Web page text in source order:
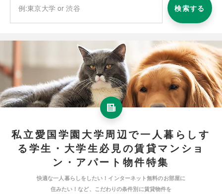
検索する
私立愛国学園大学周辺で一人暮らしす
る学生・大学生必見の賃貸マンショ
ン・アパート物件特集
快適な一人暮らしをしたい！インターネット無料のお部屋に
住みたい！など、こだわりの条件別に賃貸物件を